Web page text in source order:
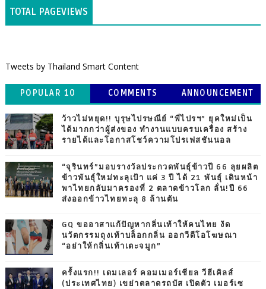
TOTAL PAGEVIEWS
Tweets by Thailand Smart Content
POPULAR 10 COMMENTS ANNOUNCEMENT
ว้าวไม่หยุด!! บุรุษไปรษณีย์ “พี่ไปรฯ” ยุคใหม่เป็น
ได้มากกว่าผู้ส่งของ ทำงานแบบครบเครื่อง สร้าง
รายได้และโอกาสโชว์ความโปรเฟสชันนอล
“จุรินทร์”มอบรางวัลประกวดพันธุ์ข้าวปี 66 ลุยผลิต
ข้าวพันธุ์ใหม่ทะลุเป้า แค่ 3 ปี ได้ 21 พันธุ์ เดินหน้า
พาไทยกลับมาครองที่ 2 ตลาดข้าวโลก ลั่น!ปี 66
ส่งออกข้าวไทยทะลุ 8 ล้านตัน
GQ ขออาสาแก้ปัญหากลิ่นเท้าให้คนไทย งัด
นวัตกรรมถุงเท้าบล็อกกลิ่น ออกวีดีโอโฆษณา
“อย่าให้กลิ่นเท้าเตะจมูก”
ครั้งแรก!! เดมเลอร์ คอมเมอร์เชียล วีฮีเคิลส์
(ประเทศไทย) เขย่าตลาดรถบัส เปิดตัว เมอร์เซ